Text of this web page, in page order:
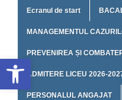
Deschide bara de unelte
Ecranul de start
MANAGEMENTUL
PREVENIREA ȘI
ADMITERE LICEU 2026-
PERSONALUL ANGAJAT